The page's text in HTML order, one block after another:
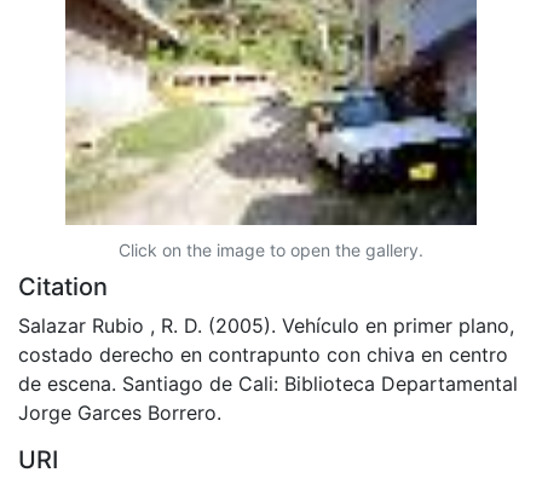
Click on the image to open the gallery.
Citation
Salazar Rubio , R. D. (2005). Vehículo en primer plano,
costado derecho en contrapunto con chiva en centro
de escena. Santiago de Cali: Biblioteca Departamental
Jorge Garces Borrero.
URI